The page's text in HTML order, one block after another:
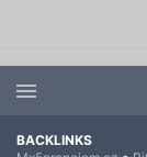
BACKLINKS